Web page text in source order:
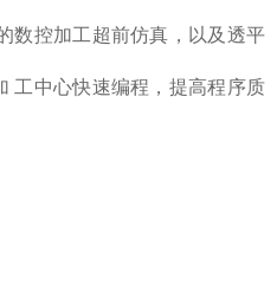
数控加工超前仿真，以及透平
工中心快速编程，提高程序质